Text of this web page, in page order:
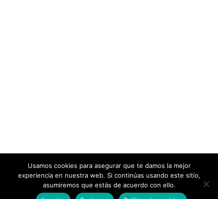
Usamos cookies para asegurar que te damos la mejor
experiencia en nuestra web. Si continúas usando este sitio,
asumiremos que estás de acuerdo con ello.